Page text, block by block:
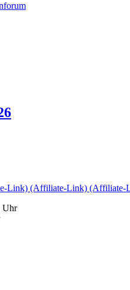
Link) (Affiliate-Link) (Affiliate-
Uhr